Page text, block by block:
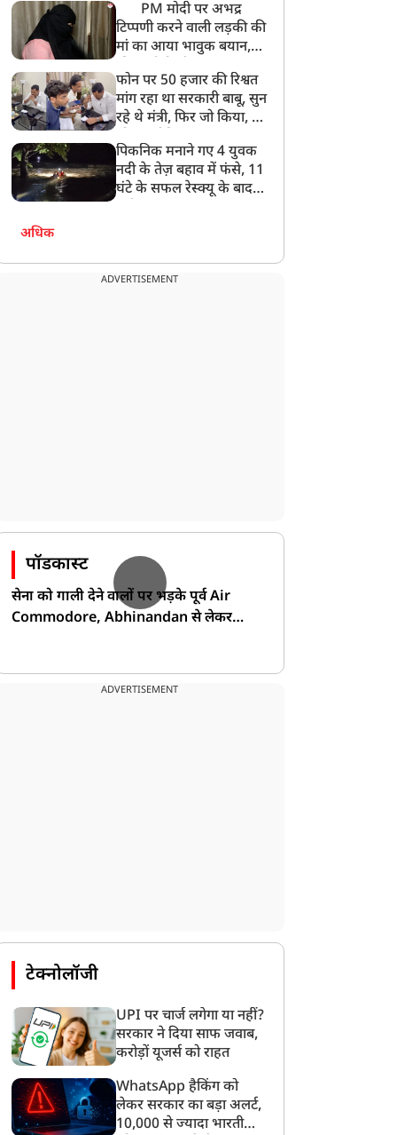
PM मोदी पर अभद्र
टिप्पणी करने वाली लड़की की
मां का आया भावुक बयान,
बेटी को गोद लें प्रधानमंत्री
फोन पर 50 हजार की रिश्वत
मांग रहा था सरकारी बाबू, सुन
रहे थे मंत्री, फिर जो किया, वो
पिकनिक मनाने गए 4 युवक
नदी के तेज़ बहाव में फंसे, 11
घंटे के सफल रेस्क्यू के बाद
अधिक
ADVERTISEMENT
पॉडकास्ट
सेना को गाली देने वालों पर भड़के पूर्व Air
Commodore, Abhinandan से लेकर
ADVERTISEMENT
टेक्नोलॉजी
UPI पर चार्ज लगेगा या नहीं?
सरकार ने दिया साफ जवाब,
करोड़ों यूजर्स को राहत
WhatsApp हैकिंग को
लेकर सरकार का बड़ा अलर्ट,
10,000 से ज्यादा भारतीयों